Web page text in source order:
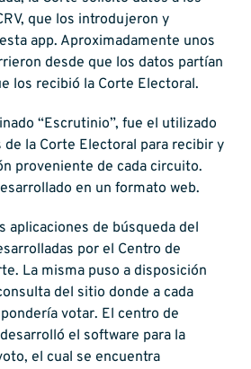
que los introdujeron y
app. Aproximadamente unos
desde que los datos partían
los recibió la Corte Electoral.
“Escrutinio”, fue el utilizado
la Corte Electoral para recibir y
proveniente de cada circuito.
en un formato web.
aplicaciones de búsqueda del
por el Centro de
La misma puso a disposición
del sitio donde a cada
votar. El centro de
el software para la
el cual se encuentra